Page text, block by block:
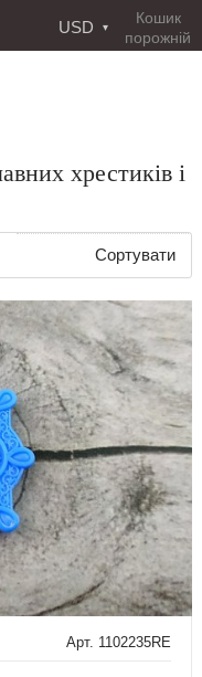
Кошик
порожній
USD
хрестиків і
Сортувати
Арт. 1102235RE